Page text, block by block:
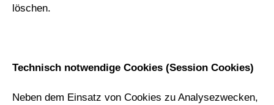
löschen.
Technisch notwendige Cookies (Session Cookies)
Neben dem Einsatz von Cookies zu Analysezwecken,